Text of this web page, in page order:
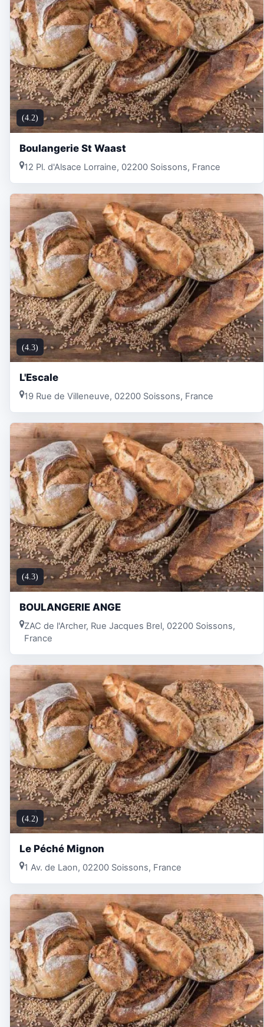
(4.2)
Boulangerie St Waast
12 Pl. d'Alsace Lorraine, 02200 Soissons, France
(4.3)
L'Escale
19 Rue de Villeneuve, 02200 Soissons, France
(4.3)
BOULANGERIE ANGE
ZAC de l'Archer, Rue Jacques Brel, 02200 Soissons,
France
(4.2)
Le Péché Mignon
1 Av. de Laon, 02200 Soissons, France